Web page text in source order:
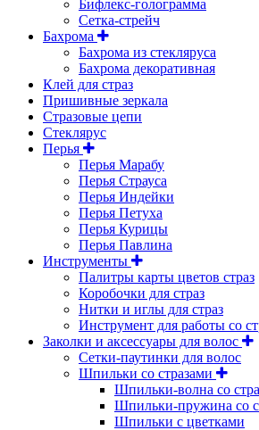
Бифлекс-голограмма
Сетка-стрейч
Бахрома
Бахрома из стекляруса
Бахрома декоративная
Клей для страз
Пришивные зеркала
Cтразовые цепи
Стеклярус
Перья
Перья Марабу
Перья Страуса
Перья Индейки
Перья Петуха
Перья Курицы
Перья Павлина
Инструменты
Палитры карты цветов страз
Коробочки для страз
Нитки и иглы для страз
Инструмент для работы со
Заколки и аксессуары для волос
Сетки-паутинки для волос
Шпильки со стразами
Шпильки-волна со
Шпильки-пружина со
Шпильки с цветками